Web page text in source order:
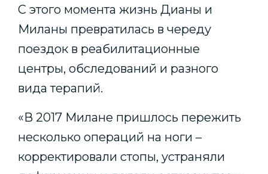
С этого момента жизнь Дианы и
Миланы превратилась в череду
поездок в реабилитационные
центры, обследований и разного
вида терапий.
«В 2017 Милане пришлось пережить
несколько операций на ноги –
корректировали стопы, устраняли